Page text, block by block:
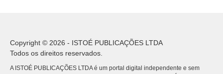
Copyright © 2026 - ISTOÉ PUBLICAÇÕES LTDA
Todos os direitos reservados.
A ISTOÉ PUBLICAÇÕES LTDA é um portal digital independente e sem